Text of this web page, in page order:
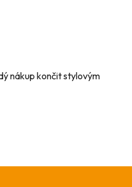
nákup končit stylovým